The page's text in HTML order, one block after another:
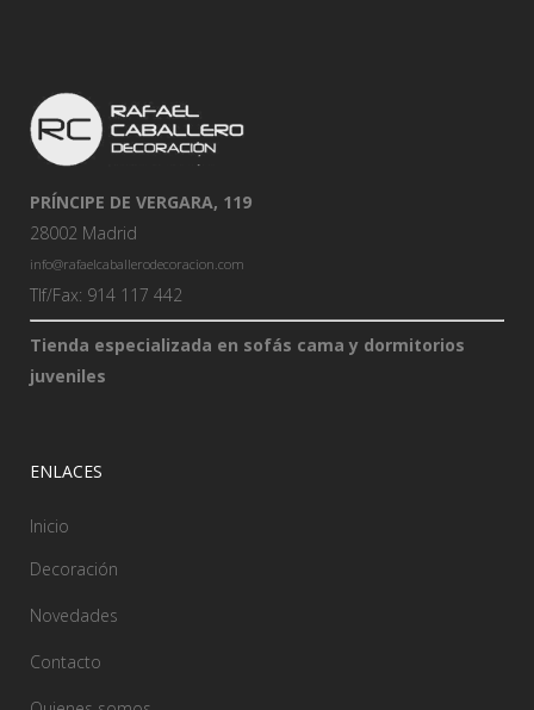
PRÍNCIPE DE VERGARA, 119
28002 Madrid
info@rafaelcaballerodecoracion.com
Tlf/Fax: 914 117 442
Tienda especializada en sofás cama y dormitorios
juveniles
ENLACES
Inicio
Decoración
Novedades
Contacto